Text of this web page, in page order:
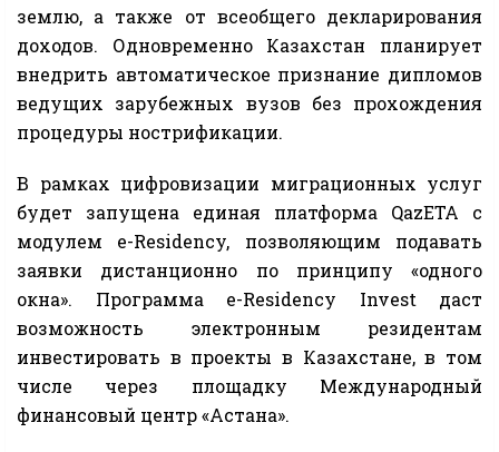
землю, а также от всеобщего декларирования
доходов. Одновременно Казахстан планирует
внедрить автоматическое признание дипломов
ведущих зарубежных вузов без прохождения
процедуры нострификации.
В рамках цифровизации миграционных услуг
будет запущена единая платформа QazETA с
модулем e-Residency, позволяющим подавать
заявки дистанционно по принципу «одного
окна». Программа e-Residency Invest даст
возможность электронным резидентам
инвестировать в проекты в Казахстане, в том
числе через площадку Международный
финансовый центр «Астана».